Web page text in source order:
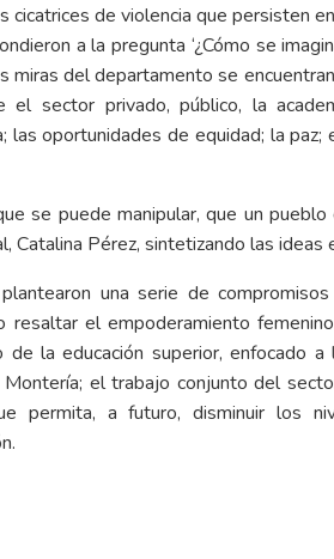
cicatrices de violencia que persisten
a la pregunta ‘¿Cómo se
del departamento se
sector privado, público, la
las oportunidades de equidad; la
se puede manipular, que un
Catalina Pérez, sintetizando las ideas
una serie de
resaltar el empoderamiento
la educación superior, enfocado a
el trabajo conjunto del
permita, a futuro, disminuir los